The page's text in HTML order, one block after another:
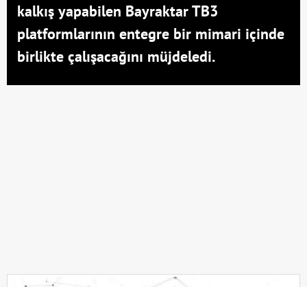
kalkış yapabilen Bayraktar TB3
platformlarının entegre bir mimari içinde
birlikte çalışacağını müjdeledi.